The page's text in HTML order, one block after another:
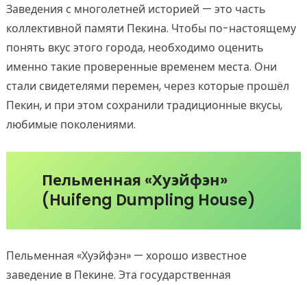
Заведения с многолетней историей — это часть
коллективной памяти Пекина. Чтобы по-настоящему
понять вкус этого города, необходимо оценить
именно такие проверенные временем места. Они
стали свидетелями перемен, через которые прошёл
Пекин, и при этом сохранили традиционные вкусы,
любимые поколениями.
Пельменная «Хуэйфэн»
(Huifeng Dumpling House)
Пельменная «Хуэйфэн» — хорошо известное
заведение в Пекине. Эта государственная